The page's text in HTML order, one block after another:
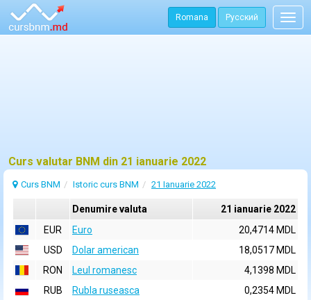
Romana Русский
Curs valutar BNM din 21 ianuarie 2022
Curs BNM Istoric curs BNM 21 Ianuarie 2022
Denumire valuta
21 ianuarie 2022
EUR
Euro
20,4714 MDL
USD
Dolar american
18,0517 MDL
RON
Leul romanesc
4,1398 MDL
RUB
Rubla ruseasca
0,2354 MDL